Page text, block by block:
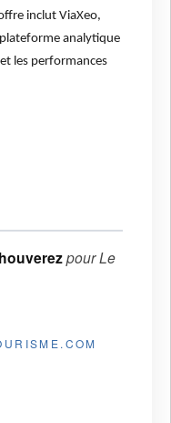
inclut ViaXeo,
analytique
les performances
pourLe